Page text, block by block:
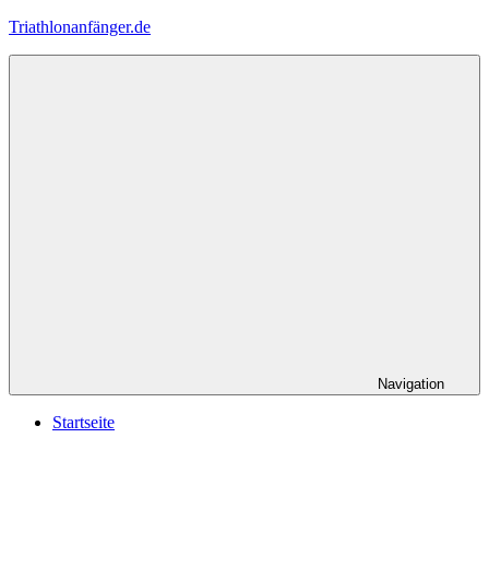
Zum
Triathlonanfänger.de
Navigation
Startseite